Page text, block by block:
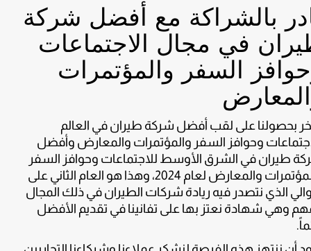
بالشراكة مع أفضل شركة
في مجال الاجتماعات
السفر والمؤتمرات
بحصولنا على لقب أفضل شركة طيران في العالم
وحوافز السفر والمؤتمرات والمعارض وأفضل
طيران في الشرق الأوسط للاجتماعات وحوافز السفر
والمؤتمرات والمعارض لعام 2024، وهذا هو العام الثاني على
الذي نتصدر فيه ريادة شركات الطيران في ذلك المجال
وهي شهادة نعتز بها على تفانينا في تقديم الأفضل